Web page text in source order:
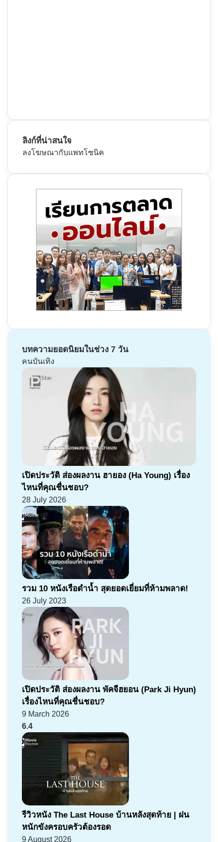
ลิงก์ที่น่าสนใจ
ลงโฆษณากับแพทโซนิค
บทความยอดนิยมในช่วง 7 วัน
คนบันเทิง
เปิดประวัติ ส่องผลงาน ฮายอง (Ha Young) เรื่อง
ไหนที่คุณชื่นชอบ?
28 July 2026
รวม 10 หนังเรือดำน้ำ สุดยอดเยี่ยมที่ห้ามพลาด!
26 July 2023
เปิดประวัติ ส่องผลงาน พัคจีฮยอน (Park Ji Hyun)
เรื่องไหนที่คุณชื่นชอบ?
9 March 2026
6.4
รีวิวหนัง The Last House บ้านหลังสุดท้าย | ฝน
หนักขังครอบครัวต้องรอด
9 August 2026